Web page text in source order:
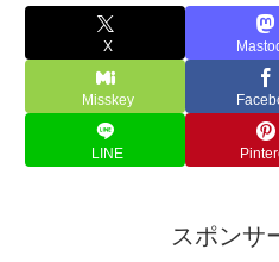
X
Misskey
LINE
スポンサ